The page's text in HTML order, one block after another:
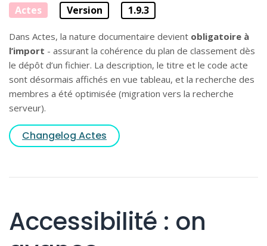
Actes Version 1.9.3
Dans Actes, la nature documentaire devient obligatoire à
l’import - assurant la cohérence du plan de classement dès
le dépôt d’un fichier. La description, le titre et le code acte
sont désormais affichés en vue tableau, et la recherche des
membres a été optimisée (migration vers la recherche
serveur).
Changelog Actes
Accessibilité : on